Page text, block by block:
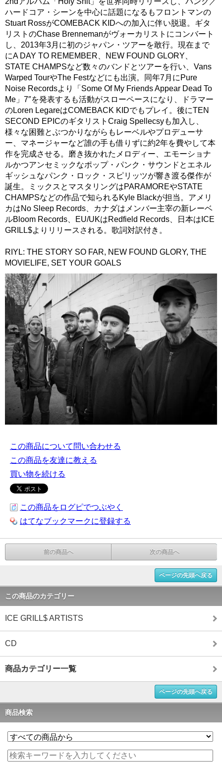
ハードコア・シーンを中心に話題になるもフロントマンの
Stuart RossがCOMEBACK KIDへの加入に伴い脱退。ギタ
リストのChase Brennemanがヴォーカリストにコンバート
し、2013年3月に初のジャパン・ツアーを敢行。現在まで
にA DAY TO REMEMBER、NEW FOUND GLORY、
STATE CHAMPSなど数々のバンドとツアーを行い、Vans
Warped TourやThe Festなどにも出演。同年7月にPure
Noise Recordsより「Some Of My Friends Appear Dead To
Me」7″を発表するも活動がスローペースになり、ドラマー
のLoren LegareはCOMEBACK KIDでもプレイ。後にTEN
SECOND EPICのギタリストCraig Spellecsyも加入し、
様々な困難とぶつかりながらもレーベルやプロデューサ
ー、マネージャーなど誰の手も借りずに約2年を費やして本
作を完成させる。磨き抜かれたメロディー、エモーショナ
ルかつアンセミックなポップ・パンク・サウンドとエネル
ギッシュなパンク・ロック・スピリッツが響き渡る傑作が
誕生。ミックスとマスタリングはPARAMOREやSTATE
CHAMPSなどの作品で知られるKyle Blackが担当。アメリ
カはNo Sleep Records、カナダはメンバー主宰の新レーベ
ルBloom Records、EU/UKはRedfield Records、日本はICE
GRILL$よりリリースされる。歌詞対訳付き。
RIYL: THE STORY SO FAR, NEW FOUND GLORY, THE
MOVIELIFE, SET YOUR GOALS
この商品について問い合わせる
この商品を友達に教える
買い物を続ける
この商品をログピでつぶやく
はてなブックマークに登録する
前の商品へ 次の商品へ
ページの先頭へ戻る
この商品のカテゴリー
ICE GRILL$ ARTISTS
CD
商品カテゴリー一覧
ページの先頭へ戻る
商品検索